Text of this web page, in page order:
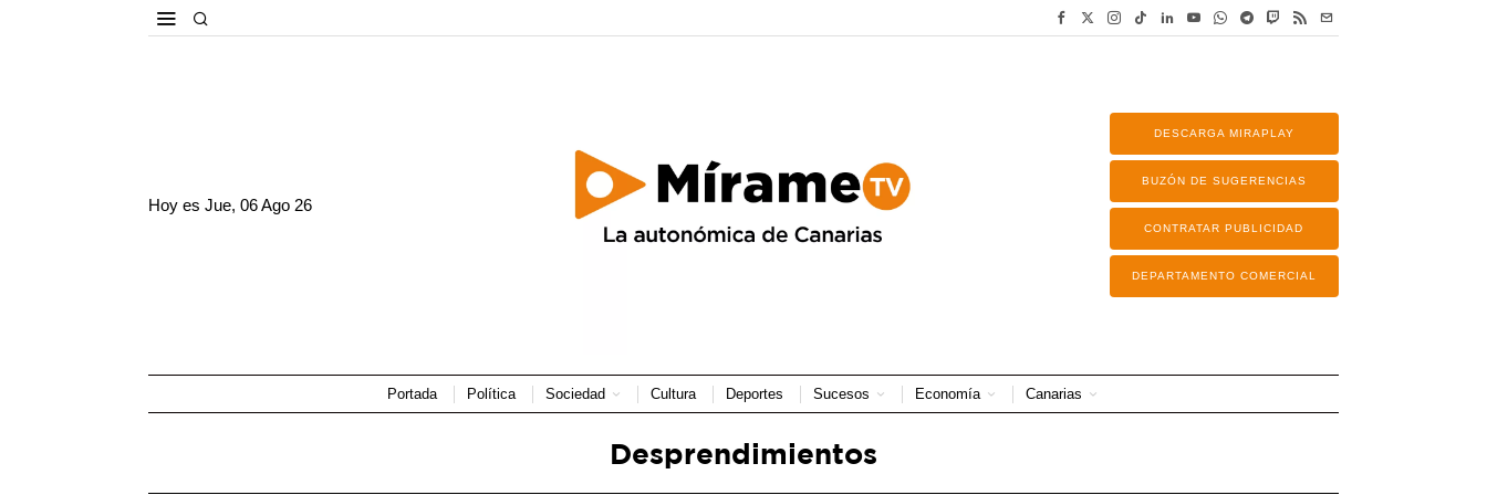
Hoy esJue, 06 Ago 26
DESCARGA MIRAPLAY
BUZÓN DE SUGERENCIAS
CONTRATAR PUBLICIDAD
DEPARTAMENTO COMERCIAL
Portada Política Sociedad Cultura Deportes Sucesos Economía Canarias
Desprendimientos